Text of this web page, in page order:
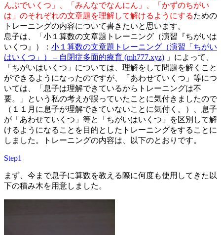
んぶでいくつ」、「みんなでなんにん」、「かずのちがい
は」のそれぞれの文章題を理解して解けるようにするための
トレーニングの内容について書きたいと思います。
息子は、「小１算数の文章題トレーニング（演習『ちがいは
いくつ』）： 小１算数の文章題トレーニング（演習「ちがい
はいくつ」） – 自閉症多面的療育 (mh777.xyz) 」によって、
「ちがいはいくつ」については、理解をして問題を解くこと
ができるようになったのですが、
「あわせていくつ」等につ
いては、「息子は理解できているからトレーニングは不
要。」という私の考えが誤っていたことに気付きましたので
（１１月に息子が理解できていないことに気付く。）、息子
が「あわせていくつ」等と「ちがいはいくつ」を区別して解
けるようになることを目的としたトレーニングをすることに
しました。トレーニングの内容は、以下のとおりです。
Step1
まず、今まで息子に算数を教える際に何度も使用してきた以
下の積み木を用意しました。